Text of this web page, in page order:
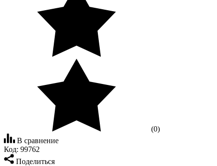
(0)
В сравнение
Код: 99762
Поделиться